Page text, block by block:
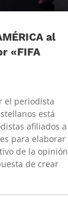
al
«FIFA
el periodista
está
afiliados a
para elaborar
de la opinión
de crear